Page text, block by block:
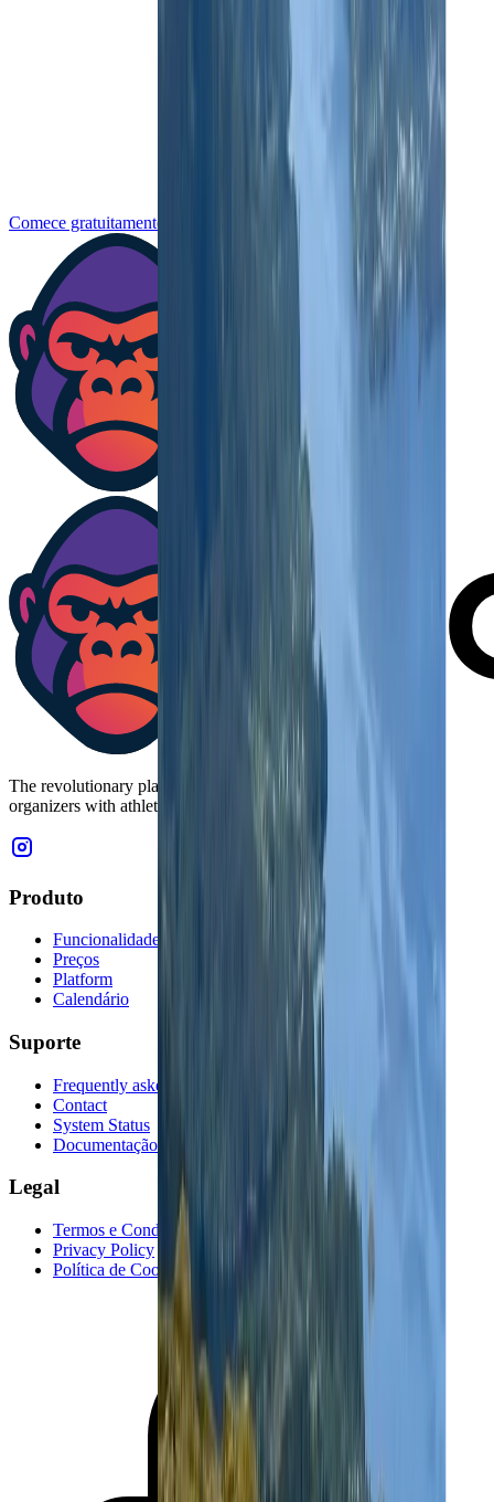
Comece gratuitamente
The revolutionary platform that connects sports competition
organizers with athletes from all over the world.
Produto
Funcionalidades
Preços
Platform
Calendário
Suporte
Frequently asked questions
Contact
System Status
Documentação da API
Legal
Termos e Condições
Privacy Policy
Política de Cookies